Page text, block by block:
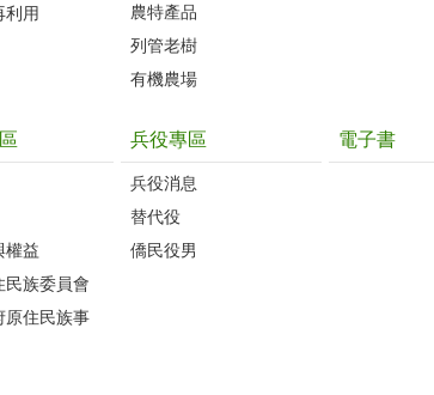
利用
農特產品
列管老樹
有機農場
權益
民族委員會
原住民族事
兵役專區
兵役消息
替代役
僑民役男
電子書